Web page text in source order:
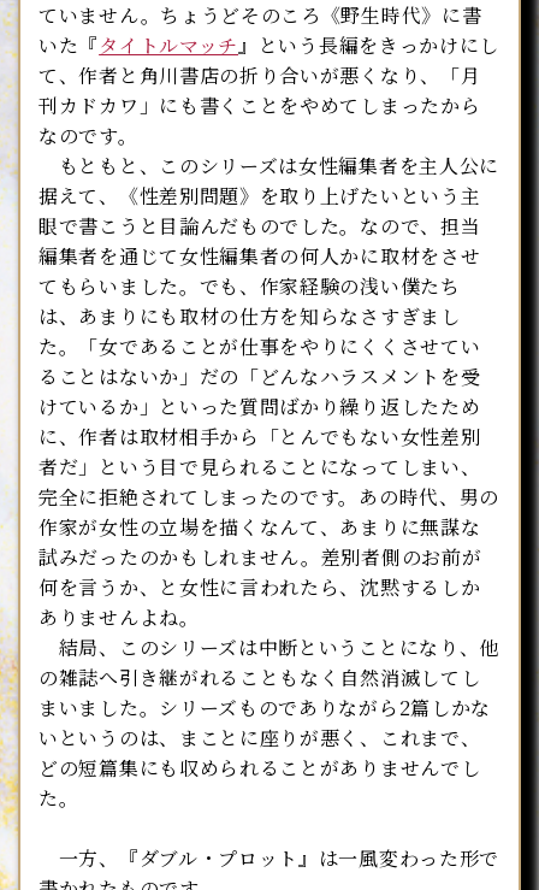
ていません。ちょうどそのころ《野生時代》に書
いた『タイトルマッチ』という長編をきっかけにし
て、作者と角川書店の折り合いが悪くなり、「月
刊カドカワ」にも書くことをやめてしまったから
なのです。
もともと、このシリーズは女性編集者を主人公に
据えて、《性差別問題》を取り上げたいという主
眼で書こうと目論んだものでした。なので、担当
編集者を通じて女性編集者の何人かに取材をさせ
てもらいました。でも、作家経験の浅い僕たち
は、あまりにも取材の仕方を知らなさすぎまし
た。「女であることが仕事をやりにくくさせてい
ることはないか」だの「どんなハラスメントを受
けているか」といった質問ばかり繰り返したため
に、作者は取材相手から「とんでもない女性差別
者だ」という目で見られることになってしまい、
完全に拒絶されてしまったのです。あの時代、男の
作家が女性の立場を描くなんて、あまりに無謀な
試みだったのかもしれません。差別者側のお前が
何を言うか、と女性に言われたら、沈黙するしか
ありませんよね。
結局、このシリーズは中断ということになり、他
の雑誌へ引き継がれることもなく自然消滅してし
まいました。シリーズものでありながら2篇しかな
いというのは、まことに座りが悪く、これまで、
どの短篇集にも収められることがありませんでし
た。
一方、『ダブル・プロット』は一風変わった形で